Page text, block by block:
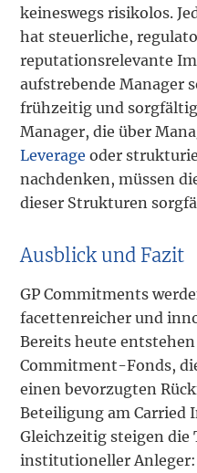
keineswegs risikolos.
hat steuerliche,
reputationsrelevante
aufstrebende Manager
frühzeitig und
Manager, die über
Leverage oder
nachdenken, müssen
dieser Strukturen
Ausblick und Fazit
GP Commitments
facettenreicher und
Bereits heute
Commitment-Fonds,
einen bevorzugten
Beteiligung am Carried
Gleichzeitig steigen die
institutioneller Anleger: